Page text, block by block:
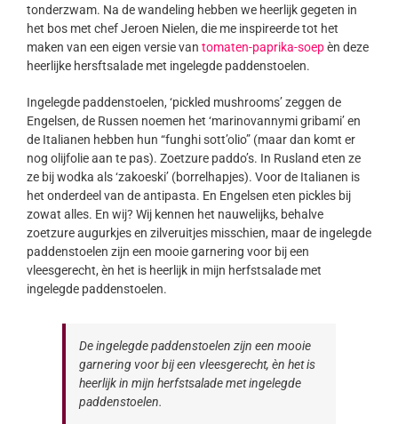
tonderzwam. Na de wandeling hebben we heerlijk gegeten in
het bos met chef Jeroen Nielen, die me inspireerde tot het
maken van een eigen versie van tomaten-paprika-soepèn deze
heerlijke hersftsalade met ingelegde paddenstoelen.
Ingelegde paddenstoelen, ‘pickled mushrooms’ zeggen de
Engelsen, de Russen noemen het ‘marinovannymi gribami’ en
de Italianen hebben hun “funghi sott’olio” (maar dan komt er
nog olijfolie aan te pas). Zoetzure paddo’s. In Rusland eten ze
ze bij wodka als ‘zakoeski’ (borrelhapjes). Voor de Italianen is
het onderdeel van de antipasta. En Engelsen eten pickles bij
zowat alles. En wij? Wij kennen het nauwelijks, behalve
zoetzure augurkjes en zilveruitjes misschien, maar de ingelegde
paddenstoelen zijn een mooie garnering voor bij een
vleesgerecht, èn het is heerlijk in mijn herfstsalade met
ingelegde paddenstoelen.
De ingelegde paddenstoelen zijn een mooie
garnering voor bij een vleesgerecht, èn het is
heerlijk in mijn herfstsalade met ingelegde
paddenstoelen.